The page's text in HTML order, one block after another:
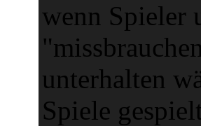
wenn Spieler
unterhalten
Spiele